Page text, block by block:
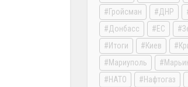
Гройсман
ДНР
Донбасс
ЕС
Итоги
Киев
Мариуполь
НАТО
Нафтогаз